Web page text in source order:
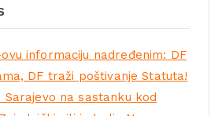
informaciju nadređenim: DF
DF traži poštivanje Statuta!
Sarajevo na sastanku kod